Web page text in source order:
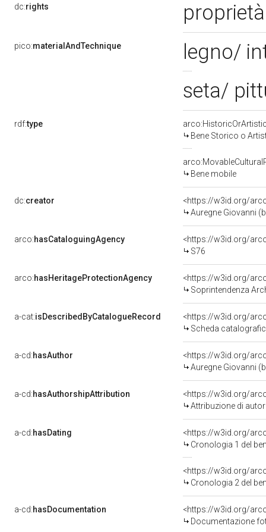
dc:rights
pico:materialAndTechnique
legno/
seta/
rdf:type
Bene Storico o
Bene mobile
dc:creator
<https://w3id.org/
Auregne Giovanni
arco:hasCataloguingAgency
<https://w3id.org/
S76
arco:hasHeritageProtectionAgency
<https://w3id.org/
Soprintendenza
a-cat:isDescribedByCatalogueRecord
<https://w3id.org/
Scheda
a-cd:hasAuthor
<https://w3id.org/
Auregne Giovanni
a-cd:hasAuthorshipAttribution
<https://w3id.org/
Attribuzione di
a-cd:hasDating
<https://w3id.org/
Cronologia 1 del
<https://w3id.org/
Cronologia 2 del
a-cd:hasDocumentation
Documentazione